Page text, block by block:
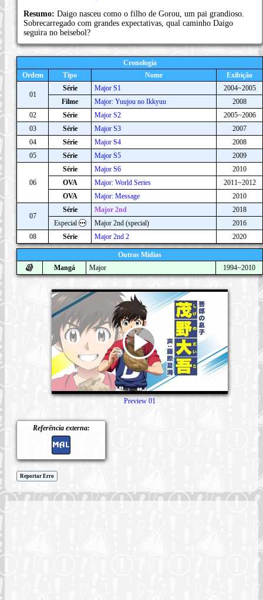
Resumo: Daigo nasceu como o filho de Gorou, um pai grandioso.
Sobrecarregado com grandes expectativas, qual caminho Daigo
seguira no beisebol?
Cronologia
Ordem
Tipo Nome Exibição
01
Série Major S1
2004~2005
Filme
Major: Yuujou no Ikkyuu
2008
02
Série Major S2
2005~2006
03
Série Major S3
2007
04
Série Major S4
2008
05
Série Major S5 2009
06
Série Major S6
2010
OVA
Major: World Series
2011~2012
OVA
Major: Message 2010
07
Série Major 2nd
2018
Especial
Major 2nd (special)
2016
08
Série Major 2nd 2 2020
Outras Mídias
Mangá
Major 1994~2010
Referência externa:
Preview 01
Reportar Erro